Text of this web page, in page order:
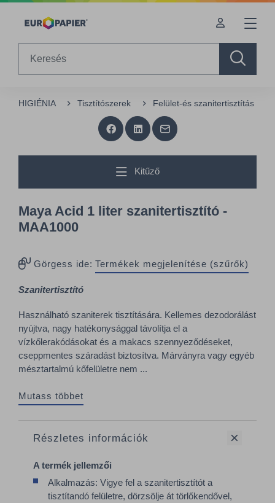
Table Of Content
HIGIÉNIA Tisztítószerek Felület-és szanitertisztítás
Kitűző
Maya Acid 1 liter szanitertisztító -
MAA1000
Görgess ide: Termékek megjelenítése (szűrők)
Szanitertisztító
Használható szaniterek tisztítására. Kellemes dezodorálást
nyújtva, nagy hatékonysággal távolítja el a
vízkőlerakódásokat és a makacs szennyeződéseket,
cseppmentes száradást biztosítva. Márványra vagy egyéb
mésztartalmú kőfelületre nem ...
Mutass többet
Részletes információk
A termék jellemzői
Alkalmazás: Vigye fel a szanitertisztítót a
tisztítandó felületre, dörzsölje át törlőkendővel,